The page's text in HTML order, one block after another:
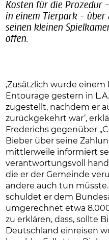
Kosten für die Prozedur
in einem Tierpark –
seinen kleinen
offen.
‚Zusätzlich wurde
Entourage gestern in
zugestellt, nachdem er
zurückgekehrt war‘,
Frederichs gegenüber
Bieber über seine
mittlerweile informiert
verantwortungsvoll
die er der Gemeinde
andere auch tun
schuldet er dem
umgerechnet etwa
zu erklären, dass, sollte
Deutschland einreisen